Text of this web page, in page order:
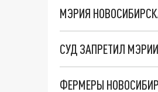
МЭРИЯ